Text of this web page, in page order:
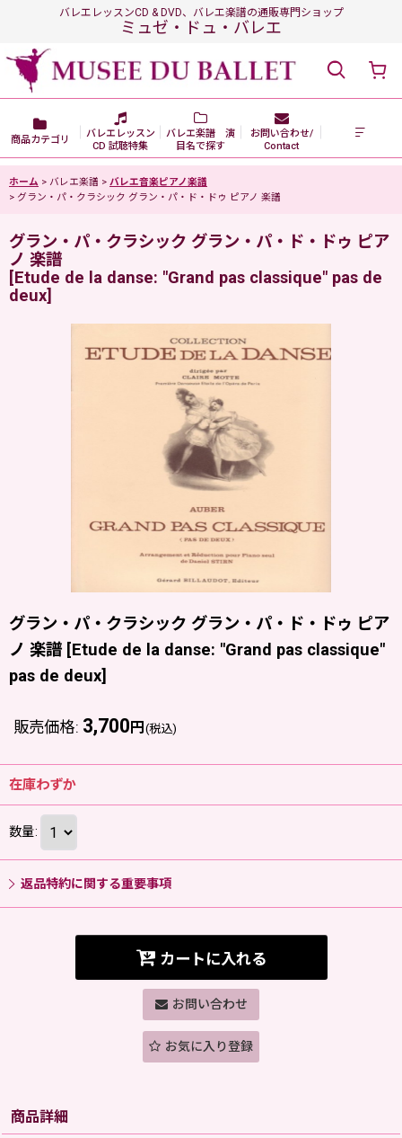
バレエレッスンCD & DVD、バレエ楽譜の通販専門ショップ
ミュゼ・ドュ・バレエ
商品カテゴリ
バレエレッスン
CD 試聴特集
バレエ楽譜 演
目名で探す
お問い合わせ/
Contact
ホーム > バレエ楽譜 > バレエ音楽ピアノ楽譜
> グラン・パ・クラシック グラン・パ・ド・ドゥ ピアノ 楽譜
グラン・パ・クラシック グラン・パ・ド・ドゥ ピア
ノ 楽譜
[Etude de la danse: "Grand pas classique" pas de
deux]
グラン・パ・クラシック グラン・パ・ド・ドゥ ピア
ノ 楽譜 [Etude de la danse: "Grand pas classique"
pas de deux]
販売価格: 3,700 円 (税込)
在庫わずか
数量:
返品特約に関する重要事項
カートに入れる
お問い合わせ
お気に入り登録
商品詳細